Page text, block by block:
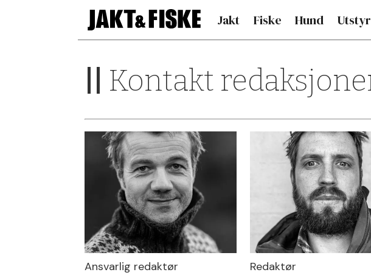
Jakt Fiske Hund Utstyr
| Kontakt
redaksjonen
Kontakt
Ansvarlig redaktør Redaktør